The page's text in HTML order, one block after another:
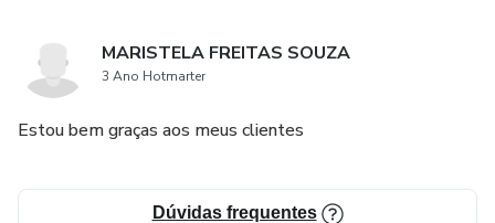
MARISTELA FREITAS SOUZA
3 Ano Hotmarter
Estou bem graças aos meus clientes
Dúvidas frequentes